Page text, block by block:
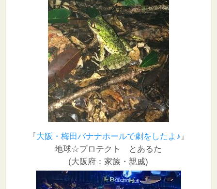
『大阪・梅田バナナホールで劇をしたよ♪ 』
地球☆プロテクト とあるた
(大阪府：家族・親戚)